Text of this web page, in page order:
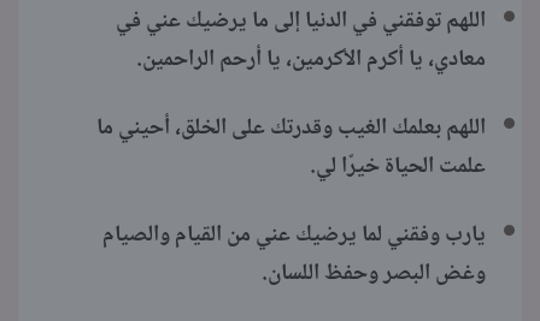
اللهم توفقني في الدنيا إلى ما يرضيك عني في
معادي، يا أكرم الأكرمين، يا أرحم الراحمين.
اللهم بعلمك الغيب وقدرتك على الخلق، أحيني ما
علمت الحياة خيرًا لي.
يارب وفقني لما يرضيك عني من القيام والصيام
وغض البصر وحفظ اللسان.